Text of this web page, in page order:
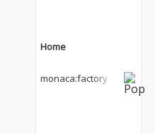
Home
monaca:factory